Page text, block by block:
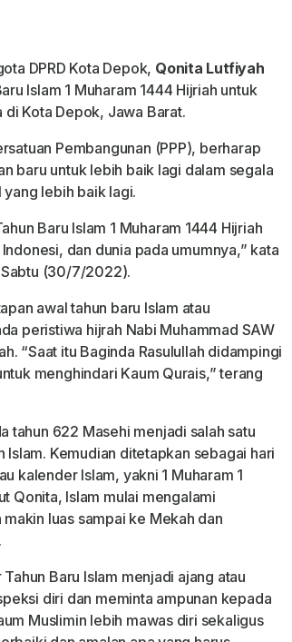
DPRD Kota Depok, Qonita Lutfiyah
Islam 1 Muharam 1444 Hijriah untuk
di Kota Depok, Jawa Barat.
Pembangunan (PPP), berharap
baru untuk lebih baik lagi dalam segala
lebih baik lagi.
Baru Islam 1 Muharam 1444 Hijriah
dan dunia pada umumnya,” kata
(30/7/2022).
awal tahun baru Islam atau
peristiwa hijrah Nabi Muhammad SAW
“Saat itu Baginda Rasulullah didampingi
menghindari Kaum Qurais,” terang
tahun 622 Masehi menjadi salah satu
Kemudian ditetapkan sebagai hari
kalender Islam, yakni 1 Muharam 1
Qonita, Islam mulai mengalami
luas sampai ke Mekah dan
Baru Islam menjadi ajang atau
diri dan meminta ampunan kepada
Muslimin lebih mawas diri sekaligus